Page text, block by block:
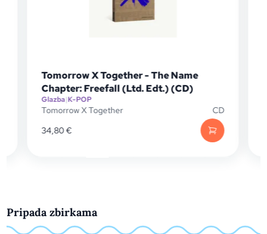
Toše Proeski - Igra bez granica (LP)
Glazba
Toše Proeski
49,00
Pripada zbirkama